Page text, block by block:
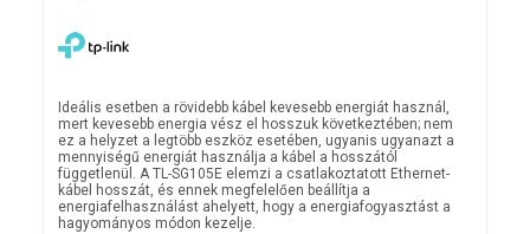
Ideális esetben a rövidebb kábel kevesebb energiát használ,
mert kevesebb energia vész el hosszuk következtében; nem
ez a helyzet a legtöbb eszköz esetében, ugyanis ugyanazt a
mennyiségű energiát használja a kábel a hosszától
függetlenül. A TL-SG105E elemzi a csatlakoztatott Ethernet-
kábel hosszát, és ennek megfelelően beállítja a
energiafelhasználást ahelyett, hogy a energiafogyasztást a
hagyományos módon kezelje.